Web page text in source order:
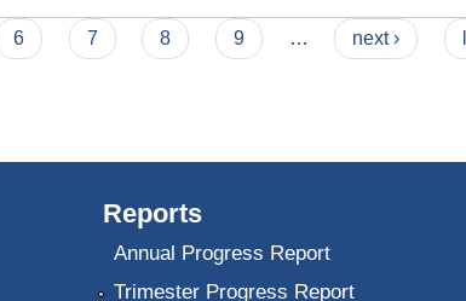
6 7 8 9 … next ›
Reports
Annual Progress Report
Trimester Progress Report